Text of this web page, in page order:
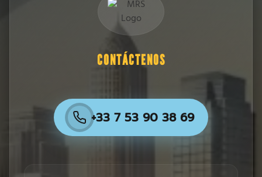
CONTÁCTENOS
+33 7 53 90 38 69